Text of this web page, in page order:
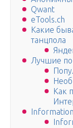
Qwant
eTools.ch
Какие
танцпола
Лучшие
Как
Information